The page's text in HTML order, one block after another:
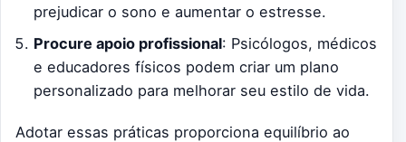
prejudicar o sono e aumentar o estresse.
Procure apoio profissional: Psicólogos, médicos
e educadores físicos podem criar um plano
personalizado para melhorar seu estilo de vida.
Adotar essas práticas proporciona equilíbrio ao